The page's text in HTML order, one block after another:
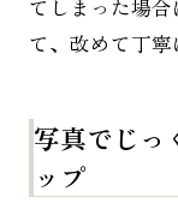
てしまった場
て、改めて丁寧
写真でじっ
ップ